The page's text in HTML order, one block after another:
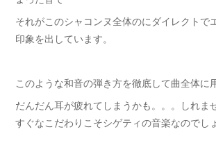
それがこのシャコンヌ全体のにダイレクトで
印象を出しています。
このような和音の弾き方を徹底して曲全体に
だんだん耳が疲れてしまうかも。。。しれま
すぐなこだわりこそシゲティの音楽なのでし